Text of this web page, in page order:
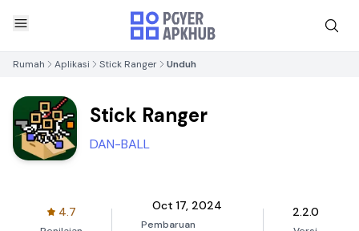
Rumah Aplikasi Stick Ranger Unduh
Stick Ranger
DAN-BALL
4.7 Oct 17, 2024
Pembaruan
2.2.0